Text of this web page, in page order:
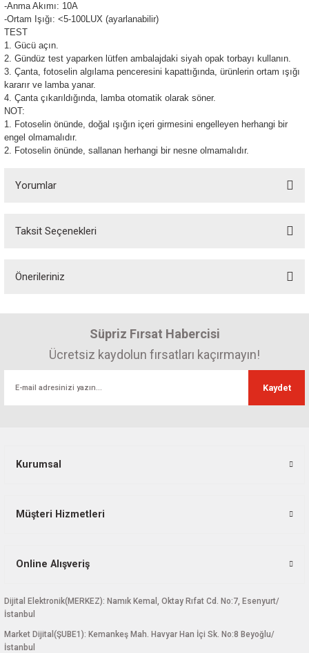
-Anma Akımı: 10A
-Ortam Işığı: <5-100LUX (ayarlanabilir)
TEST
1. Gücü açın.
2. Gündüz test yaparken lütfen ambalajdaki siyah opak torbayı kullanın.
3. Çanta, fotoselin algılama penceresini kapattığında, ürünlerin ortam ışığı
kararır ve lamba yanar.
4. Çanta çıkarıldığında, lamba otomatik olarak söner.
NOT:
1. Fotoselin önünde, doğal ışığın içeri girmesini engelleyen herhangi bir
engel olmamalıdır.
2. Fotoselin önünde, sallanan herhangi bir nesne olmamalıdır.
Yorumlar
Taksit Seçenekleri
Önerileriniz
Görüş ve önerileriniz için teşekkür ederiz.
Ürün resmi kalitesiz, bozuk veya görüntülenemiyor.
Bu ürüne benzer farklı alternatifler olmalı.
Süpriz Fırsat Habercisi
Ücretsiz kaydolun fırsatları kaçırmayın!
Kaydet
Kurumsal
Müşteri Hizmetleri
Online Alışveriş
Dijital Elektronik(MERKEZ): Namık Kemal, Oktay Rıfat Cd. No:7, Esenyurt/
İstanbul
Market Dijital(ŞUBE1): Kemankeş Mah. Havyar Han İçi Sk. No:8 Beyoğlu/
İstanbul